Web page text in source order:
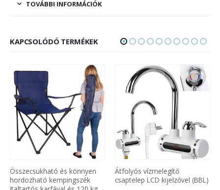
TOVÁBBI INFORMÁCIÓK
KAPCSOLÓDÓ TERMÉKEK
Átfolyós vízmelegítő
csaptelep LCD kijelzővel (BBL)
BB Mozgásérzékelős, vízálló
szolár világítás két